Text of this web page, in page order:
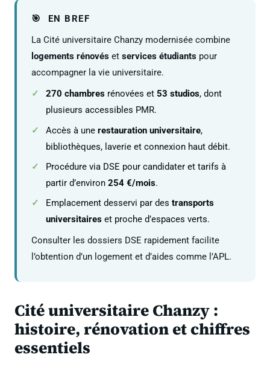
EN BREF
La Cité universitaire Chanzy modernisée combine
logements rénovés et services étudiants pour
accompagner la vie universitaire.
270 chambres rénovées et 53 studios, dont
plusieurs accessibles PMR.
Accès à une restauration universitaire,
bibliothèques, laverie et connexion haut débit.
Procédure via DSE pour candidater et tarifs à
partir d’environ 254 €/mois.
Emplacement desservi par des transports
universitaires et proche d’espaces verts.
Consulter les dossiers DSE rapidement facilite
l’obtention d’un logement et d’aides comme l’APL.
Cité universitaire Chanzy :
histoire, rénovation et chiffres
essentiels